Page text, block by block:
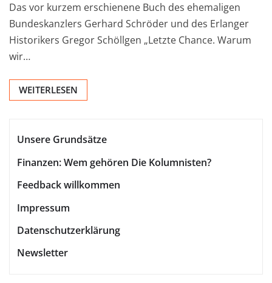
Das vor kurzem erschienene Buch des ehemaligen
Bundeskanzlers Gerhard Schröder und des Erlanger
Historikers Gregor Schöllgen „Letzte Chance. Warum
wir…
WEITERLESEN
Unsere Grundsätze
Finanzen: Wem gehören Die Kolumnisten?
Feedback willkommen
Impressum
Datenschutzerklärung
Newsletter